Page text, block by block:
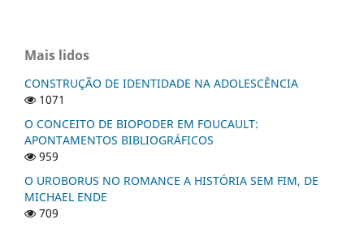
Mais lidos
CONSTRUÇÃO DE IDENTIDADE NA ADOLESCÊNCIA
1071
O CONCEITO DE BIOPODER EM FOUCAULT:
APONTAMENTOS BIBLIOGRÁFICOS
959
O UROBORUS NO ROMANCE A HISTÓRIA SEM FIM, DE
MICHAEL ENDE
709